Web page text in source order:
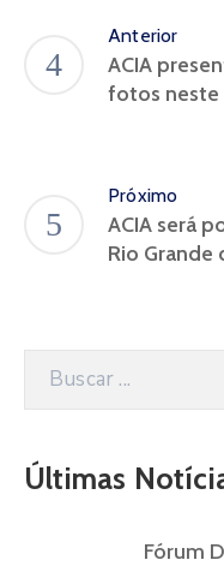
Anterior
ACIA
fotos neste
Próximo
ACIA será
Rio Grande
Últimas
Fórum